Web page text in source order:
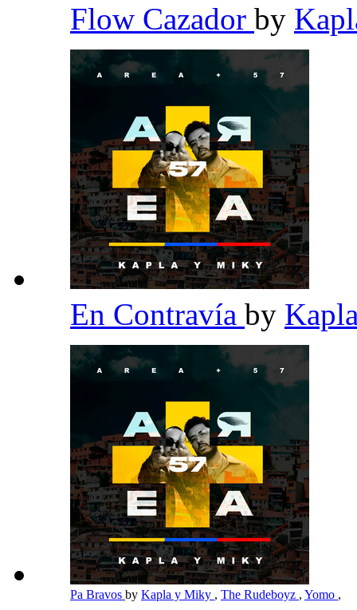
Flow Cazador by
En Contravía by
Pa Bravos by Kapla y Miky , The Rudeboyz , Yomo ,